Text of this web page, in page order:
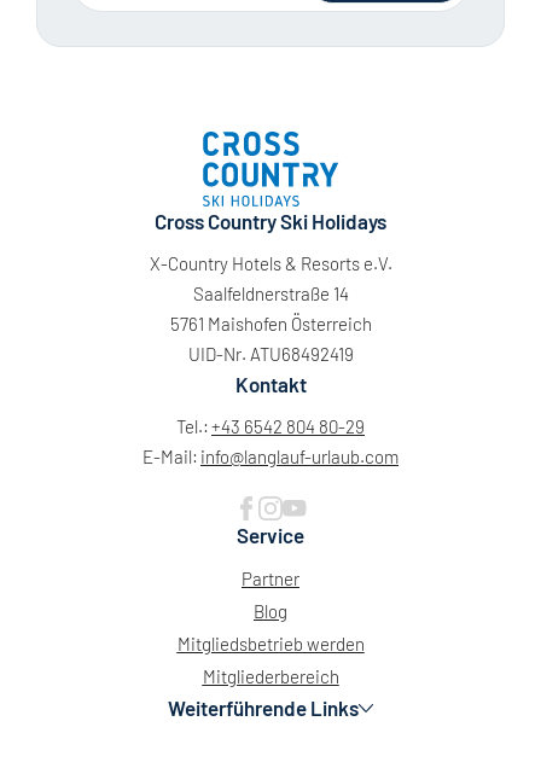
Cross Country Ski Holidays
X-Country Hotels & Resorts e.V.
Saalfeldnerstraße 14
5761 Maishofen Österreich
UID-Nr. ATU68492419
Kontakt
Tel.: +43 6542 804 80-29
E-Mail: info@langlauf-urlaub.com
Service
Partner
Blog
Mitgliedsbetrieb werden
Mitgliederbereich
Weiterführende Links